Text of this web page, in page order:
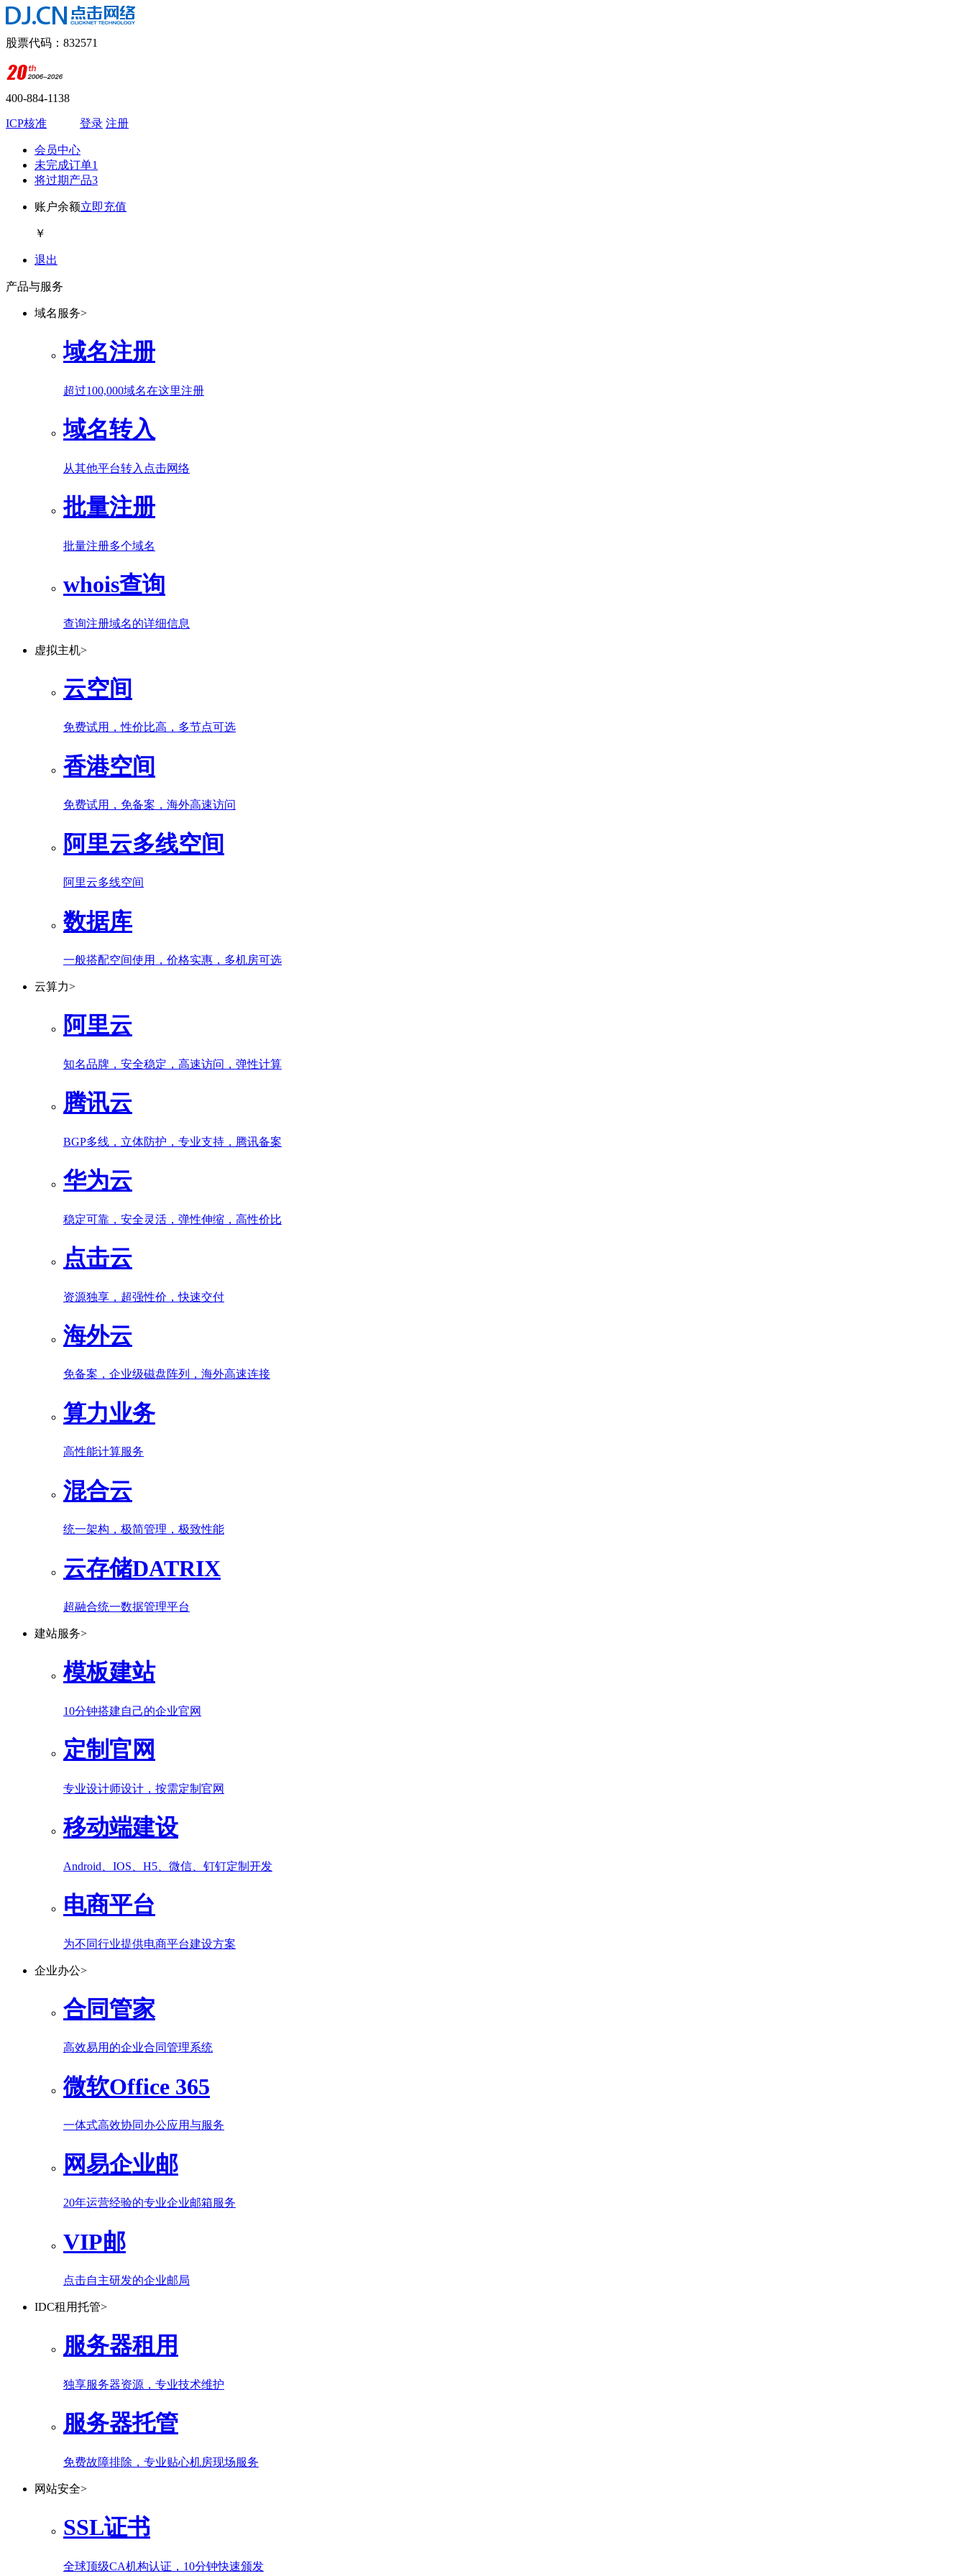
股票代码：832571
400-884-1138
ICP核准 登录 注册
会员中心
未完成订单1
将过期产品3
账户余额立即充值
￥
退出
产品与服务
域名服务>
域名注册
超过100,000域名在这里注册
域名转入
从其他平台转入点击网络
批量注册
批量注册多个域名
whois查询
查询注册域名的详细信息
虚拟主机>
云空间
免费试用，性价比高，多节点可选
香港空间
免费试用，免备案，海外高速访问
阿里云多线空间
阿里云多线空间
数据库
一般搭配空间使用，价格实惠，多机房可选
云算力>
阿里云
知名品牌，安全稳定，高速访问，弹性计算
腾讯云
BGP多线，立体防护，专业支持，腾讯备案
华为云
稳定可靠，安全灵活，弹性伸缩，高性价比
点击云
资源独享，超强性价，快速交付
海外云
免备案，企业级磁盘阵列，海外高速连接
算力业务
高性能计算服务
混合云
统一架构，极简管理，极致性能
云存储DATRIX
超融合统一数据管理平台
建站服务>
模板建站
10分钟搭建自己的企业官网
定制官网
专业设计师设计，按需定制官网
移动端建设
Android、IOS、H5、微信、钉钉定制开发
电商平台
为不同行业提供电商平台建设方案
企业办公>
合同管家
高效易用的企业合同管理系统
微软Office 365
一体式高效协同办公应用与服务
网易企业邮
20年运营经验的专业企业邮箱服务
VIP邮
点击自主研发的企业邮局
IDC租用托管>
服务器租用
独享服务器资源，专业技术维护
服务器托管
免费故障排除，专业贴心机房现场服务
网站安全>
SSL证书
全球顶级CA机构认证，10分钟快速颁发